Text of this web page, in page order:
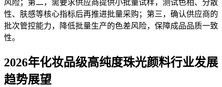
风险；第二，需要求供应商提供小批量试样，测试色相、分散
性、肤感等核心指标后再推进批量采购；第三，确认供应商的
批次管控能力，降低批量生产的色差风险，保障成品品质一致
性。
2026年化妆品级高纯度珠光颜料行业发展
趋势展望